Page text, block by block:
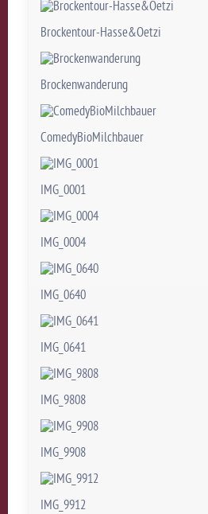
Brockentour-Hasse&Oetzi
Brockenwanderung
ComedyBioMilchbauer
IMG_0001
IMG_0004
IMG_0640
IMG_0641
IMG_9808
IMG_9908
IMG_9912